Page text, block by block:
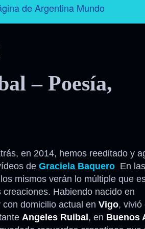
de Argentina Mundo
Tango
– Cine
– Poesía,
en 2014, hemos reeditado y
deGraciela Baquero En las
mismos verán lo múltiple que
creaciones. Habiendo nacido en
domicilio actual en Vigo, vivió
Angeles Ruibal , en Buenos